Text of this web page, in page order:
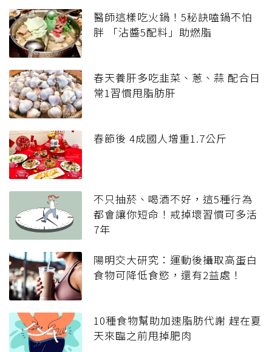
醫師這樣吃火鍋！5秘訣嗑鍋不怕
胖 「沾醬5配料」助燃脂
春天養肝多吃韭菜、蔥、蒜 配合日
常1習慣甩脂肪肝
春節後 4成國人增重1.7公斤
不只抽菸、喝酒不好，這5種行為
都會讓你短命！戒掉壞習慣可多活
7年
陽明交大研究：運動後攝取高蛋白
食物可降低食慾，還有2益處！
10種食物幫助加速脂肪代謝 趕在夏
天來臨之前甩掉肥肉